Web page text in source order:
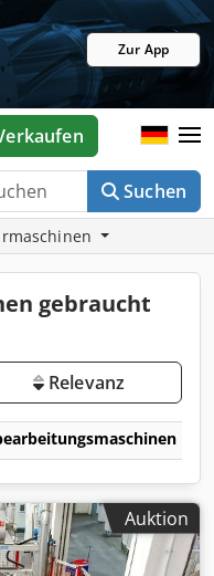
Zur App
Suchen
gebraucht
Relevanz
Auktion